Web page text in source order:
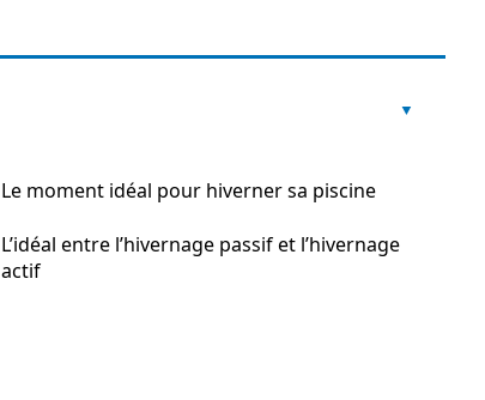
Le moment idéal pour hiverner sa piscine
L’idéal entre l’hivernage passif et l’hivernage
actif